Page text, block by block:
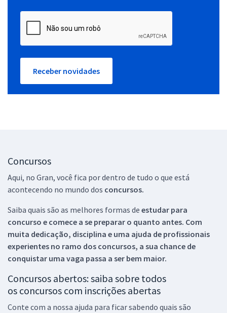
Receber novidades
Concursos
Aqui, no Gran, você fica por dentro de tudo o que está
acontecendo no mundo dos concursos.
Saiba quais são as melhores formas de estudar para
concurso e comece a se preparar o quanto antes. Com
muita dedicação, disciplina e uma ajuda de profissionais
experientes no ramo dos concursos, a sua chance de
conquistar uma vaga passa a ser bem maior.
Concursos abertos: saiba sobre todos
os concursos com inscrições abertas
Conte com a nossa ajuda para ficar sabendo quais são